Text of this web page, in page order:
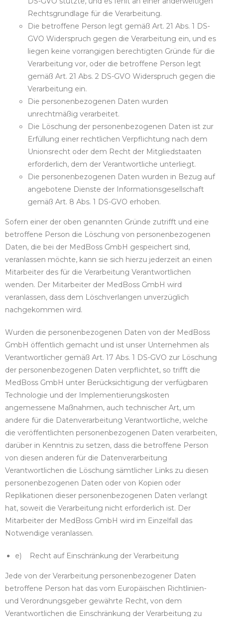
Rechtsgrundlage für die Verarbeitung.
Die betroffene Person legt gemäß Art. 21 Abs. 1 DS-
GVO Widerspruch gegen die Verarbeitung ein, und es
liegen keine vorrangigen berechtigten Gründe für die
Verarbeitung vor, oder die betroffene Person legt
gemäß Art. 21 Abs. 2 DS-GVO Widerspruch gegen die
Verarbeitung ein.
Die personenbezogenen Daten wurden
unrechtmäßig verarbeitet.
Die Löschung der personenbezogenen Daten ist zur
Erfüllung einer rechtlichen Verpflichtung nach dem
Unionsrecht oder dem Recht der Mitgliedstaaten
erforderlich, dem der Verantwortliche unterliegt.
Die personenbezogenen Daten wurden in Bezug auf
angebotene Dienste der Informationsgesellschaft
gemäß Art. 8 Abs. 1 DS-GVO erhoben.
Sofern einer der oben genannten Gründe zutrifft und eine
betroffene Person die Löschung von personenbezogenen
Daten, die bei der MedBoss GmbH gespeichert sind,
veranlassen möchte, kann sie sich hierzu jederzeit an einen
Mitarbeiter des für die Verarbeitung Verantwortlichen
wenden. Der Mitarbeiter der MedBoss GmbH wird
veranlassen, dass dem Löschverlangen unverzüglich
nachgekommen wird.
Wurden die personenbezogenen Daten von der MedBoss
GmbH öffentlich gemacht und ist unser Unternehmen als
Verantwortlicher gemäß Art. 17 Abs. 1 DS-GVO zur Löschung
der personenbezogenen Daten verpflichtet, so trifft die
MedBoss GmbH unter Berücksichtigung der verfügbaren
Technologie und der Implementierungskosten
angemessene Maßnahmen, auch technischer Art, um
andere für die Datenverarbeitung Verantwortliche, welche
die veröffentlichten personenbezogenen Daten verarbeiten,
darüber in Kenntnis zu setzen, dass die betroffene Person
von diesen anderen für die Datenverarbeitung
Verantwortlichen die Löschung sämtlicher Links zu diesen
personenbezogenen Daten oder von Kopien oder
Replikationen dieser personenbezogenen Daten verlangt
hat, soweit die Verarbeitung nicht erforderlich ist. Der
Mitarbeiter der MedBoss GmbH wird im Einzelfall das
Notwendige veranlassen.
e) Recht auf Einschränkung der Verarbeitung
Jede von der Verarbeitung personenbezogener Daten
betroffene Person hat das vom Europäischen Richtlinien-
und Verordnungsgeber gewährte Recht, von dem
Verantwortlichen die Einschränkung der Verarbeitung zu